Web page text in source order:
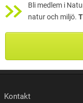
Bli medlem i
natur och miljö.
Kontakt